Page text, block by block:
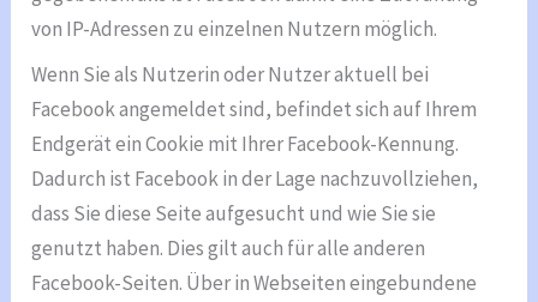
von IP-Adressen zu einzelnen Nutzern möglich.
Wenn Sie als Nutzerin oder Nutzer aktuell bei
Facebook angemeldet sind, befindet sich auf Ihrem
Endgerät ein Cookie mit Ihrer Facebook-Kennung.
Dadurch ist Facebook in der Lage nachzuvollziehen,
dass Sie diese Seite aufgesucht und wie Sie sie
genutzt haben. Dies gilt auch für alle anderen
Facebook-Seiten. Über in Webseiten eingebundene